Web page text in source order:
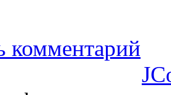
комментарий